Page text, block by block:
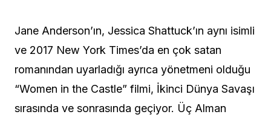
Jane Anderson’ın, Jessica Shattuck’ın aynı isimli
ve 2017 New York Times’da en çok satan
romanından uyarladığı ayrıca yönetmeni olduğu
“Women in the Castle” filmi, İkinci Dünya Savaşı
sırasında ve sonrasında geçiyor. Üç Alman